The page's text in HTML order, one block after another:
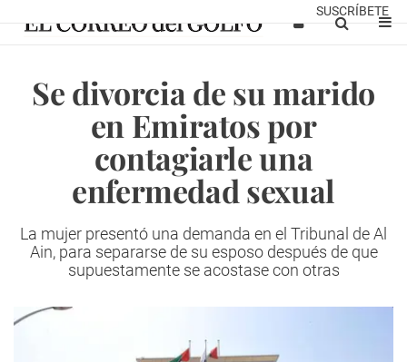
SUSCRÍBETE
Se divorcia de su marido
en Emiratos por
contagiarle una
enfermedad sexual
La mujer presentó una demanda en el Tribunal de Al
Ain, para separarse de su esposo después de que
supuestamente se acostase con otras